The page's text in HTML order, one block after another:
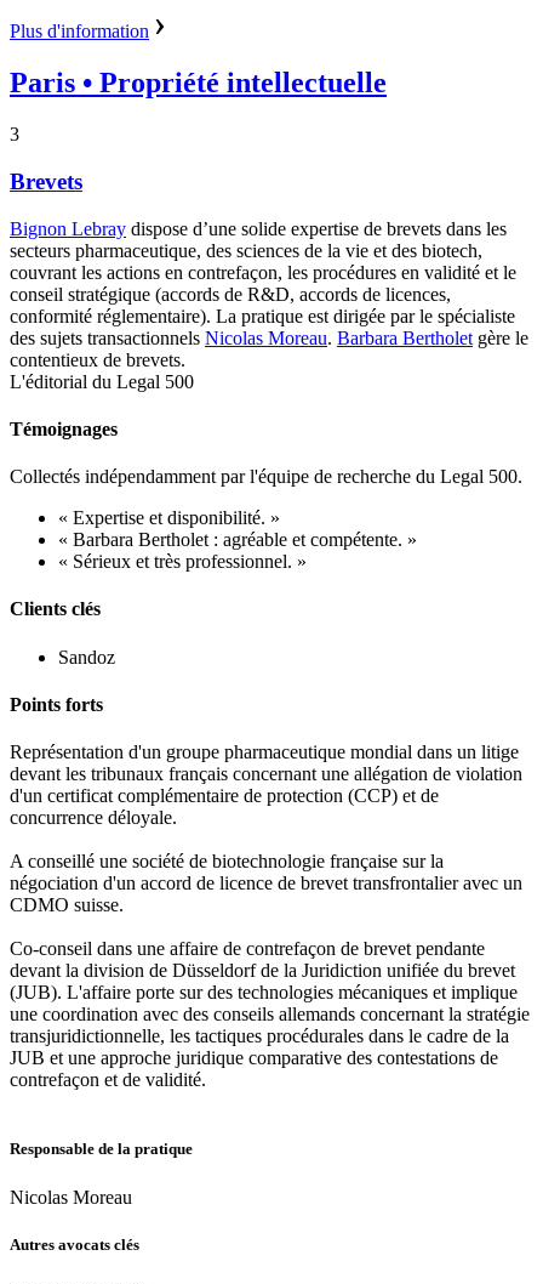
Plus d'information
Paris • Propriété intellectuelle
3
Brevets
Bignon Lebray dispose d’une solide expertise de brevets dans les
secteurs pharmaceutique, des sciences de la vie et des biotech,
couvrant les actions en contrefaçon, les procédures en validité et le
conseil stratégique (accords de R&D, accords de licences,
conformité réglementaire). La pratique est dirigée parle spécialiste
des sujets transactionnels Nicolas Moreau. Barbara Bertholet gère le
contentieux de brevets.
L'éditorial du Legal 500
Témoignages
Collectés indépendamment par l'équipe de recherche du Legal 500.
« Expertise et disponibilité. »
« Barbara Bertholet : agréable et compétente. »
« Sérieux et très professionnel. »
Clients clés
Sandoz
Points forts
Représentation d'un groupe pharmaceutique mondial dans un litige
devant les tribunaux français concernant une allégation de violation
d'un certificat complémentaire de protection (CCP) et de
concurrence déloyale.
A conseillé une société de biotechnologie française sur la
négociation d'un accord de licence de brevet transfrontalier avec un
CDMO suisse.
Co-conseil dans une affaire de contrefaçon de brevet pendante
devant la division de Düsseldorf de la Juridiction unifiée du brevet
(JUB). L'affaire porte sur des technologies mécaniques et implique
une coordination avec des conseils allemands concernant la stratégie
transjuridictionnelle, les tactiques procédurales dans le cadre de la
JUB et une approche juridique comparative des contestations de
contrefaçon et de validité.
Responsable de la pratique
Nicolas Moreau
Autres avocats clés